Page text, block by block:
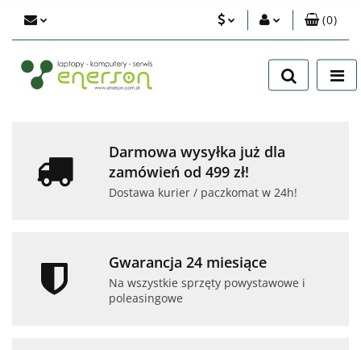
Zaloguj się
Zarejestruj się
(0)
Darmowa wysyłka już dla
zamówień od 499 zł!
Dostawa kurier / paczkomat w 24h!
Gwarancja 24 miesiące
Na wszystkie sprzęty powystawowe i
poleasingowe